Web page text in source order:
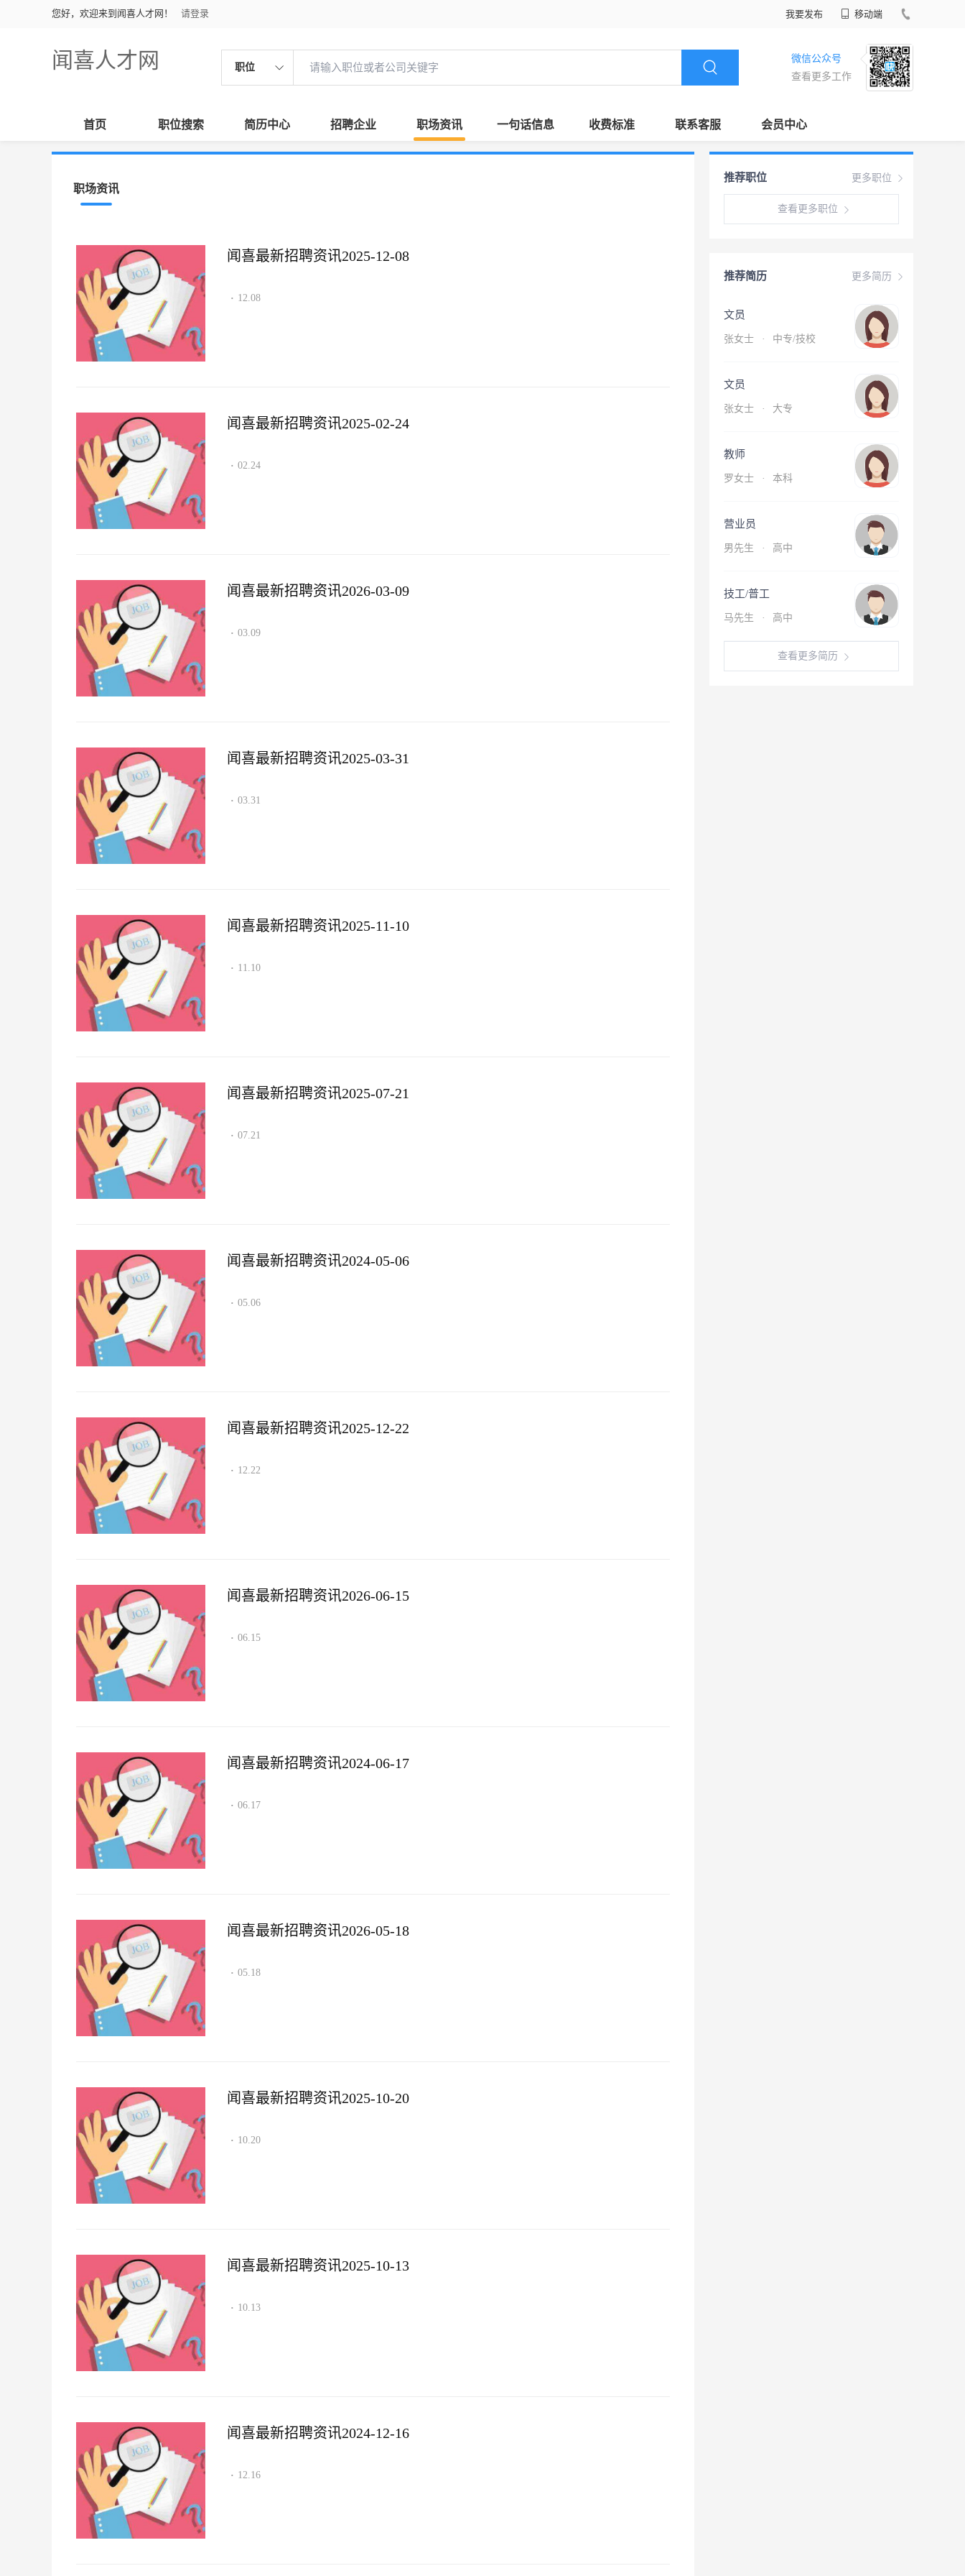
您好，欢迎来到闻喜人才网！ 请登录 我要发布 移动端
闻喜人才网 职位
微信公众号
查看更多工作
首页 职位搜索 简历中心 招聘企业 职场资讯 一句话信息 收费标准 联系客服 会员中心
职场资讯
闻喜最新招聘资讯2025-12-08
· 12.08
闻喜最新招聘资讯2025-02-24
· 02.24
闻喜最新招聘资讯2026-03-09
· 03.09
闻喜最新招聘资讯2025-03-31
· 03.31
闻喜最新招聘资讯2025-11-10
· 11.10
闻喜最新招聘资讯2025-07-21
· 07.21
闻喜最新招聘资讯2024-05-06
· 05.06
闻喜最新招聘资讯2025-12-22
· 12.22
闻喜最新招聘资讯2026-06-15
· 06.15
闻喜最新招聘资讯2024-06-17
· 06.17
闻喜最新招聘资讯2026-05-18
· 05.18
闻喜最新招聘资讯2025-10-20
· 10.20
闻喜最新招聘资讯2025-10-13
· 10.13
闻喜最新招聘资讯2024-12-16
· 12.16
更多职位
推荐职位
查看更多职位
更多简历
推荐简历
文员
张女士 · 中专/技校
文员
张女士 · 大专
教师
罗女士 · 本科
营业员
男先生 · 高中
技工/普工
马先生 · 高中
查看更多简历